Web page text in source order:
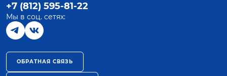
+7 (812) 595-81-22
Мы в соц. сетях:
ОБРАТНАЯ СВЯЗЬ